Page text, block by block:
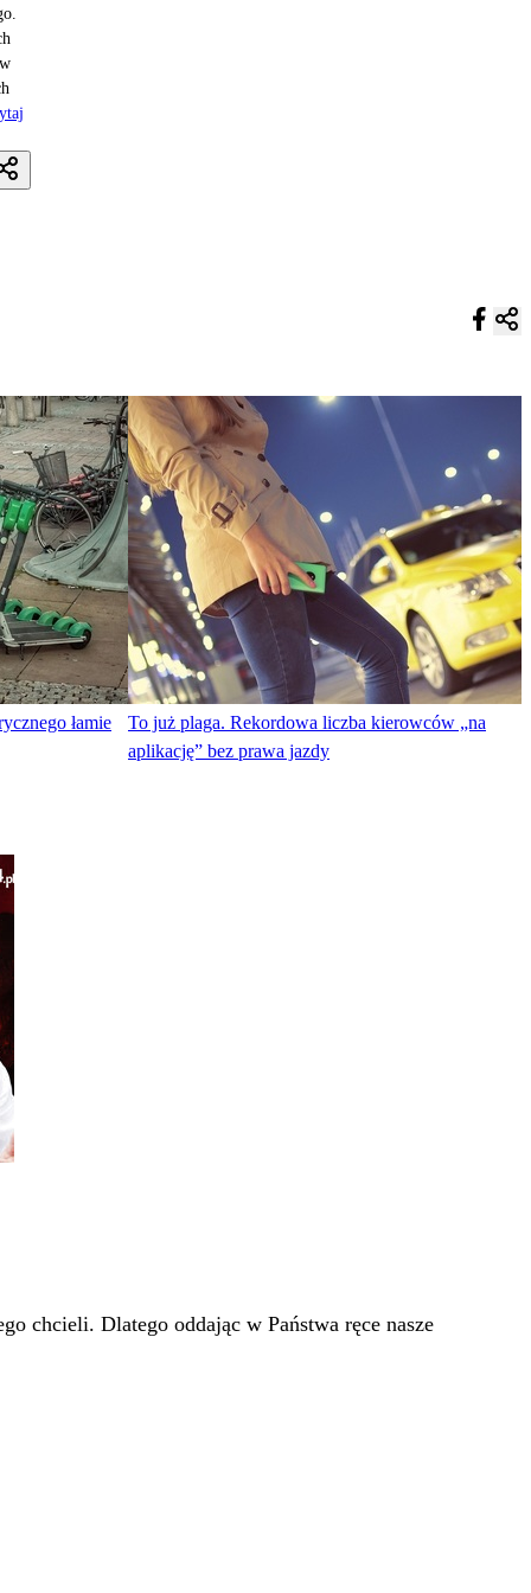
łamie
To już plaga. Rekordowa liczba kierowców „na
aplikację” bez prawa jazdy
chcieli. Dlatego oddając w Państwa ręce nasze